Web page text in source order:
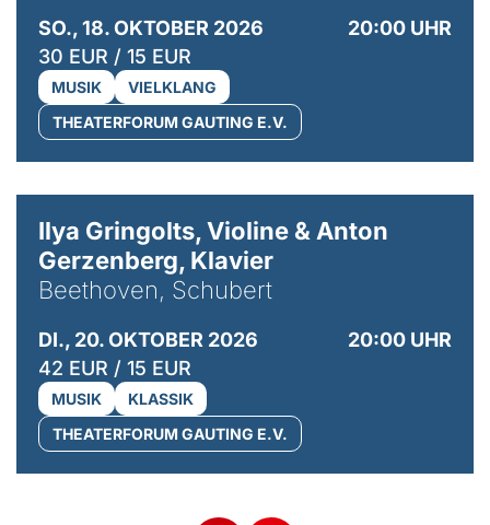
SO., 18. OKTOBER 2026
20:00 UHR
30 EUR / 15 EUR
MUSIK
VIELKLANG
THEATERFORUM GAUTING E.V.
Ilya Gringolts, Violine & Anton
Gerzenberg, Klavier
Beethoven, Schubert
DI., 20. OKTOBER 2026
20:00 UHR
42 EUR / 15 EUR
MUSIK
KLASSIK
THEATERFORUM GAUTING E.V.